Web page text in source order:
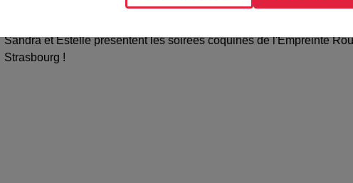
Sandra et Estelle présentent les soirées coquines de
Sandra et Estelle présentent les soirées coquines de l'Empreinte
Strasbourg !